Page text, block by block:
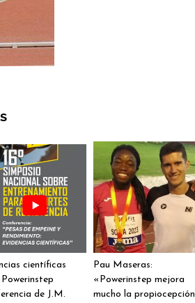
científicas
de J.M.
Pau Maseras:
«Powerinstep mejora
mucho la propiocepción